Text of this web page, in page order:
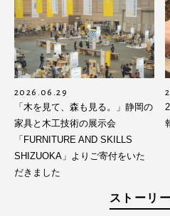
2026.06.29
「木を見て、森も見る。」静岡の
家具と木工技術の展示会
「FURNITURE AND SKILLS
SHIZUOKA」よりご寄付をいた
だきました
ストーリ